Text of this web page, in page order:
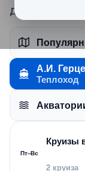
А.И.
Теплоход
Пт–Вс
Круизы
2 круиза